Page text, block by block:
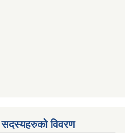
सदस्यहरुको विवरण